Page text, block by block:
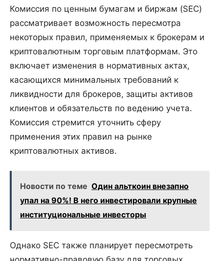
Комиссия по ценным бумагам и биржам (SEC)
рассматривает возможность пересмотра
некоторых правил, применяемых к брокерам и
криптовалютным торговым платформам. Это
включает изменения в нормативных актах,
касающихся минимальных требований к
ликвидности для брокеров, защиты активов
клиентов и обязательств по ведению учета.
Комиссия стремится уточнить сферу
применения этих правил на рынке
криптовалютных активов.
Новости по теме Один альткоин внезапно
упал на 90%! В него инвестировали крупные
институциональные инвесторы
Однако SEC также планирует пересмотреть